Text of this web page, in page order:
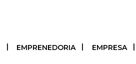
EMPRENEDORIA EMPRESA